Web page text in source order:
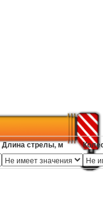
Длина стрелы, м